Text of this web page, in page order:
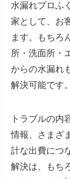
水漏れプロふ
家として、お
ます。もちろ
所・洗面所・
からの水漏れ
解決可能です。
トラブルの内
情報、さまざ
計な出費につ
解決は、もち